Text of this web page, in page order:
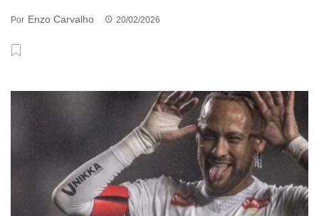
Por Enzo Carvalho 20/02/2026